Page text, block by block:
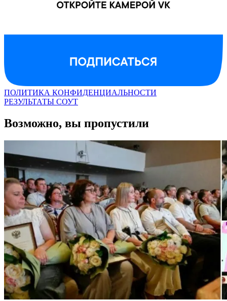
ПОЛИТИКА КОНФИДЕНЦИАЛЬНОСТИ
РЕЗУЛЬТАТЫ СОУТ
Возможно, вы пропустили